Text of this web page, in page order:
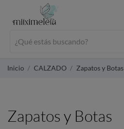
Inicio CALZADO Zapatos y Botas
Zapatos y Botas